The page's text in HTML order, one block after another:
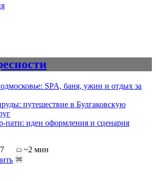
SPA, баня, ужин и отдых за
путешествие в Булгаковскую
пати: идеи оформления и сценария
~2 мин